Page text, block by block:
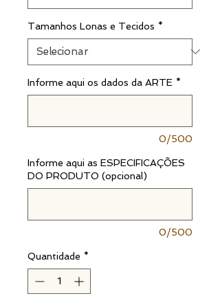
Tamanhos Lonas e Tecidos *
Informe aqui os dados da ARTE *
0/500
Informe aqui as ESPECIFICAÇÕES
DO PRODUTO (opcional)
0/500
Quantidade *